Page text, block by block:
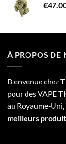
€
À PROPOS DE
Bienvenue chez
pour des VAPE
au
meilleurs